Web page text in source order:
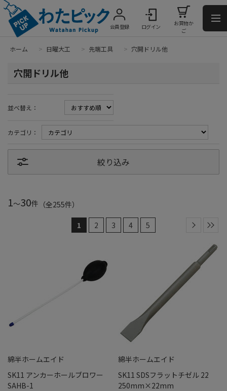
会員登録 ログイン
お買物か
ご
ホーム > 日曜大工 > 先端工具 > 穴開ドリル他
穴開ドリル他
並べ替え：
カテゴリ：
絞り込み
1～30件 （全255件）
1 2 3 4 5
綿半ホームエイド
SK11 アンカーホールブロワー
SAHB-1
綿半ホームエイド
SK11 SDSフラットチゼル 22
250mm×22mm